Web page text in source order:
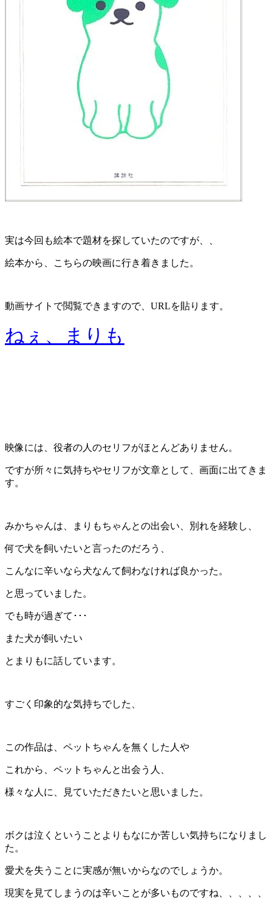
実は今回も絵本で題材を探していたのですが、、
絵本から、こちらの映画に行き着きました。
動画サイトで閲覧できますので、URLを貼ります。
ねぇ、まりも
映像には、役者の人のセリフがほとんどありません。
ですが所々に気持ちやセリフが文章として、画面に出てきま
す。
みかちゃんは、まりもちゃんとの出会い、別れを経験し、
何で犬を飼いたいと言ったのだろう、
こんなに辛いなら犬なんて飼わなければ良かった。
と思っていました。
でも時が過ぎて･･･
また犬が飼いたい
とまりもに話しています。
すごく印象的な気持ちでした、
この作品は、ペットちゃんを無くした人や
これから、ペットちゃんと出会う人、
様々な人に、見ていただきたいと思いました。
ボクは泣くということよりもなにか苦しい気持ちになりまし
た。
愛犬を失うことに実感が無いからなのでしょうか。
現実を見てしまうのは辛いことが多いものですね、、、、、